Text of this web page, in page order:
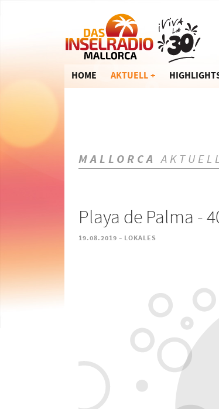
HOME AKTUELL
MALLORCA
Playa de Palma -
19.08.2019 - LOKALES